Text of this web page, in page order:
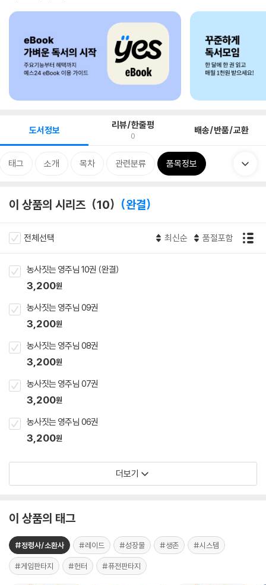
도서정보 리뷰/한줄평
0 배송/반품/교환
태그 소개 목차 관련분류 품목정보
이 상품의 시리즈 10 완결
전체선택 최신순 품절포함
농사짓는 영주님 10권 (완결)
3,200원
농사짓는 영주님 09권
3,200원
농사짓는 영주님 08권
3,200원
농사짓는 영주님 07권
3,200원
농사짓는 영주님 06권
3,200원
더보기
이 상품의 태그
#정령사/소환사 #레이드 #성장물 #생존 #시스템
#게임판타지 #헌터 #퓨전판타지